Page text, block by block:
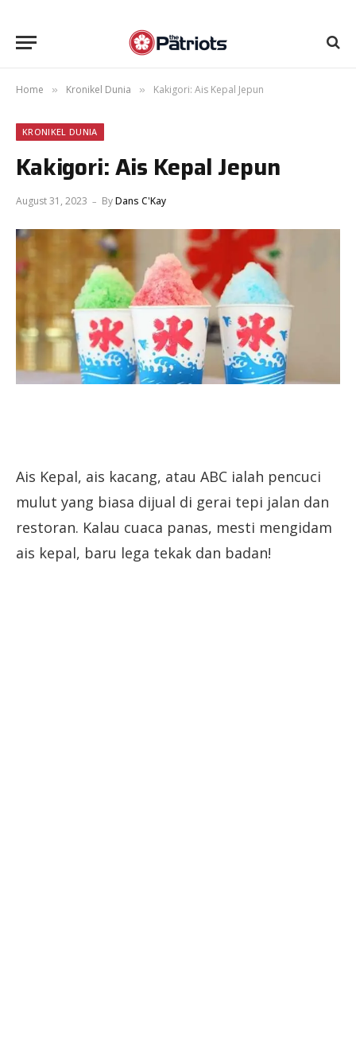
Home » Kronikel Dunia » Kakigori: Ais Kepal Jepun
KRONIKEL DUNIA
Kakigori: Ais Kepal Jepun
August 31, 2023 ByDans C'Kay
Ais Kepal, ais kacang, atau ABC ialah pencuci
mulut yang biasa dijual di gerai tepi jalan dan
restoran. Kalau cuaca panas, mesti mengidam
ais kepal, baru lega tekak dan badan!